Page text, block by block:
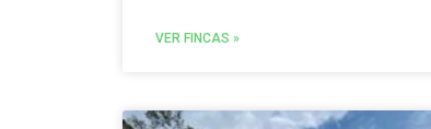
VER FINCAS »